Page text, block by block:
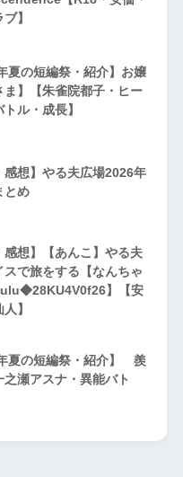
】
夏の短編祭・紹介】お嬢
】【朱雀院都子・ヒー
ル・成長】
感想】やる夫広場2026年
とめ
感想】【あんこ】やる夫
で旅をする【なんちゃ
】【安
】
夏の短編祭・紹介】 羨
瀬アスナ・異能バト